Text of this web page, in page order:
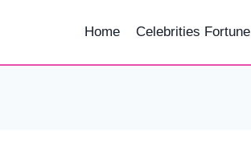
Home Celebrities Fortune